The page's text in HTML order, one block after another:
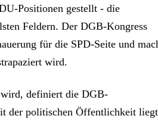
Positionen gestellt - die
Feldern. Der DGB-Kongress
für die SPD-Seite und
wird.
wird, definiert die DGB-
der politischen Öffentlichkeit liegt